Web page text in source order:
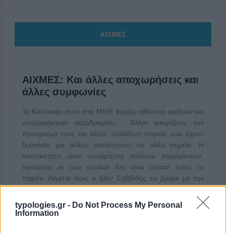
typologies.gr - Do Not Process My Personal
Information
ΑΙΧΜΕΣ
ΑΙΧΜΕΣ: Και άλλες αποχωρήσεις και
άλλες συμφωνίες
Το Καλοκαίρι αυτό στα ΜΜΕ θυμίζει αίθουσα αφίξεων και
αναχωρήσεων αεροδρομίου. Άλλοι γνωρίζουν τον
προορισμό τους και άλλοι αλλάζουν πορεία, ενώ έχουν
ξεκινήσει για άλλου καταλήγουν σε άλλο σημείο. Η
κινητικότητα είναι συνάρτηση πολλών παραγόντων,
ορισμένοι εκ των οποίων δεν είναι ορατοί προς το
παρόν. Λέγεται πως ο Ιβάν Σαββίδης τα βρήκε με την
κυβέρνηση, […]